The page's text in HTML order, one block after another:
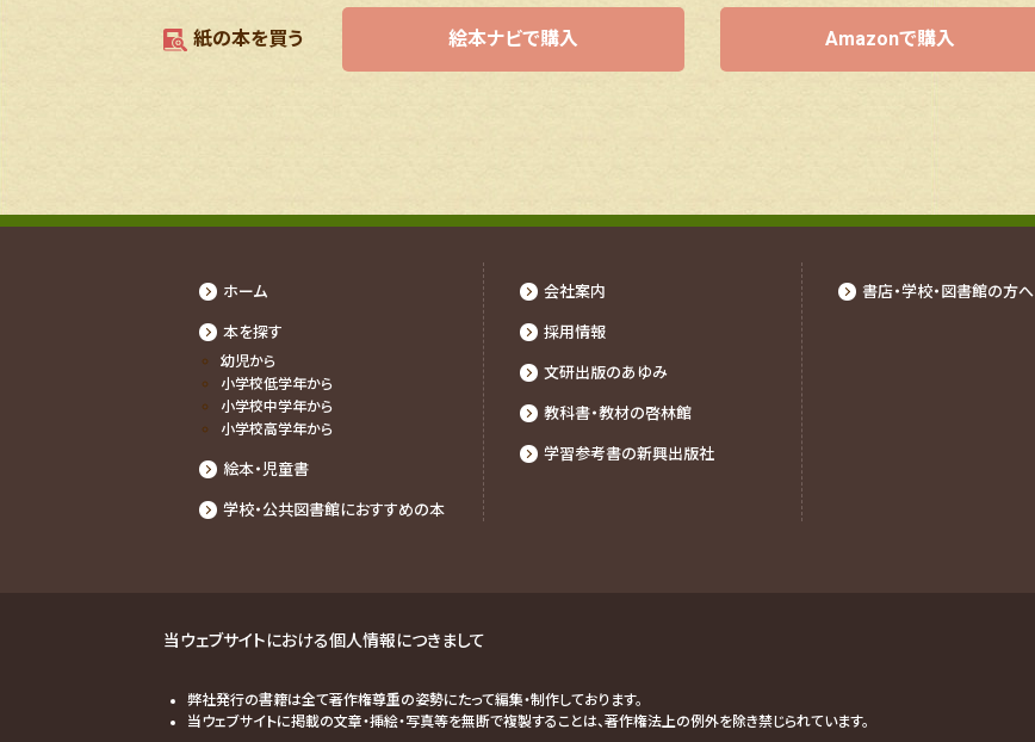
紙の本を買う 絵本ナビで購入 Amazonで購入
ホーム
本を探す
幼児から
⼩学校低学年から
⼩学校中学年から
⼩学校⾼学年から
絵本・児童書
学校・公共図書館におすすめの本
会社案内
採⽤情報
文研出版のあゆみ
教科書・教材の啓林館
学習参考書の新興出版社
書店・学校・図書館の⽅へ
当ウェブサイトにおける個人情報につきまして
弊社発行の書籍は全て著作権尊重の姿勢にたって編集・制作しております。
当ウェブサイトに掲載の文章・挿絵・写真等を無断で複製することは、著作権法上の例外を除き禁じられています。